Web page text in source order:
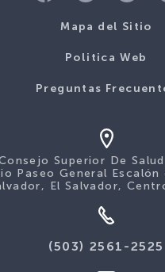
Mapa del Sitio
Politica Web
Preguntas
Superior De
Paseo General Escalón
El Salvador,
(503) 2561-2525